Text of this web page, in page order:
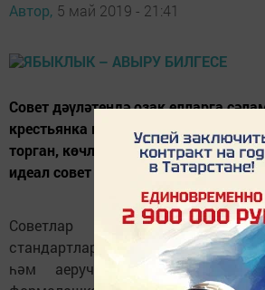
Автор, 5 май 2019 - 21:41
Совет дәүләтендә озак елларга
крестьянка модасы урнаша.
торган, көчле кул-аяклы, юан
идеал совет гражданкасын
Советлар Союзында хатын-
стандартлары мода кануннарын
һәм аеруча икътисадый